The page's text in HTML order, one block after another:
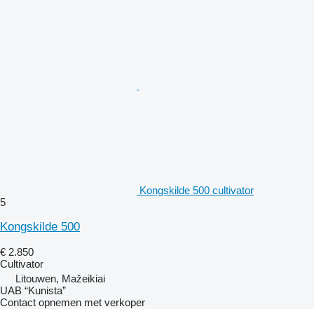
Kongskilde 500 cultivator
5
Kongskilde 500
€ 2.850
Cultivator
Litouwen, Mažeikiai
UAB “Kunista”
Contact opnemen met verkoper